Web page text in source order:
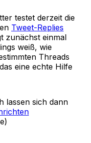
testet derzeit die
Tweet-Replies
zunächst einmal
weiß, wie
Threads
eine echte Hilfe
lassen sich dann